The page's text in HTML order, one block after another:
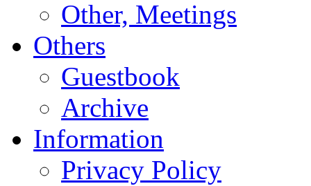
Other, Meetings
Others
Guestbook
Archive
Information
Privacy Policy